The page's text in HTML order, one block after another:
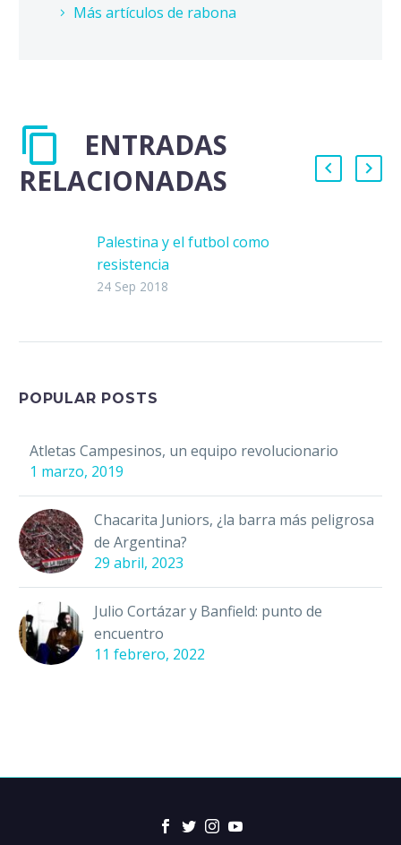
Más artículos de rabona
ENTRADAS
RELACIONADAS
Palestina y el futbol como
resistencia
Desde hace más de medio siglo
24 Sep 2018
POPULAR POSTS
Atletas Campesinos, un equipo revolucionario
1 marzo, 2019
Chacarita Juniors, ¿la barra más peligrosa
de Argentina?
29 abril, 2023
Julio Cortázar y Banfield: punto de
encuentro
11 febrero, 2022